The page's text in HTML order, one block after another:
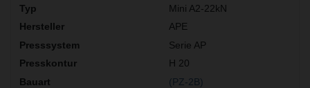
Mini A2-22kN
APE
Serie AP
H 20
(PZ-2B)